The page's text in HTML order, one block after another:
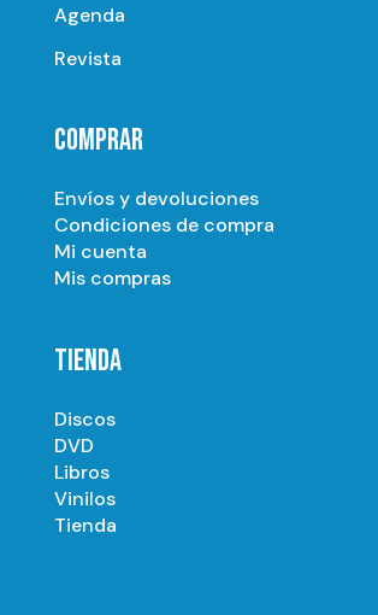
Agenda
Revista
COMPRAR
Envíos y devoluciones
Condiciones de compra
Mi cuenta
Mis compras
TIENDA
Discos
DVD
Libros
Vinilos
Tienda